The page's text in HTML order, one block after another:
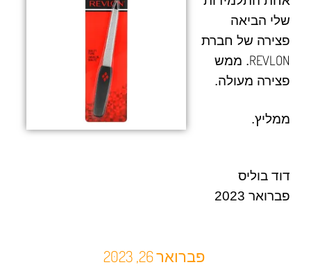
פברואר 26, 2023
שלי הביאה
פצירה של חברת
REVLON. ממש
פצירה מעולה.
ממליץ.
דוד בוליס
פברואר 2023